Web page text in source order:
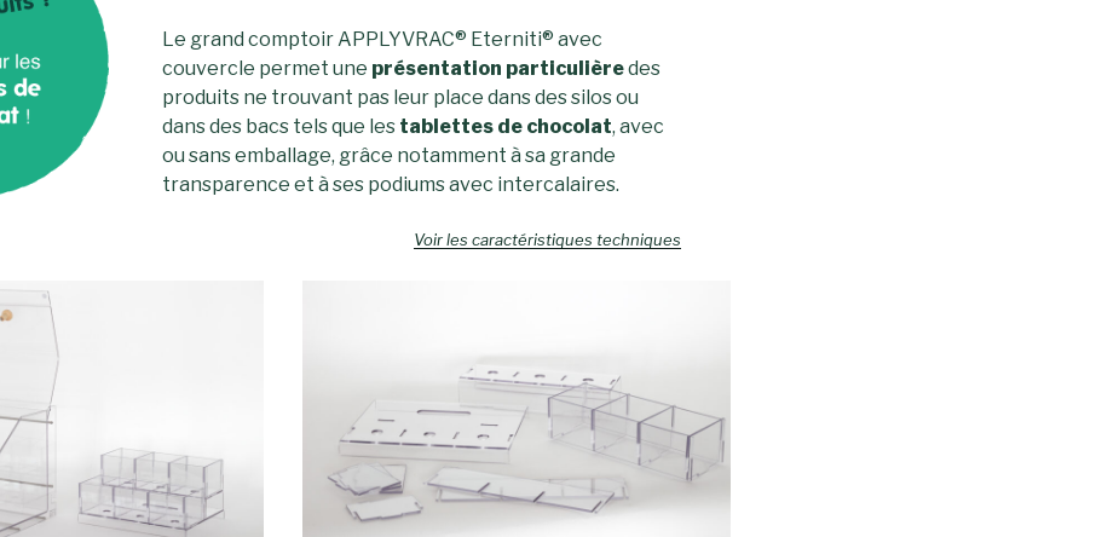
Le grand comptoir APPLYVRAC® Eterniti® avec
couvercle permet une présentation particulièredes
produits ne trouvant pas leur place dans des silos ou
dans des bacs tels que les tablettes de chocolat, avec
ou sans emballage, grâce notamment à sa grande
transparence et à ses podiums avec intercalaires.
Voir les caractéristiques techniques